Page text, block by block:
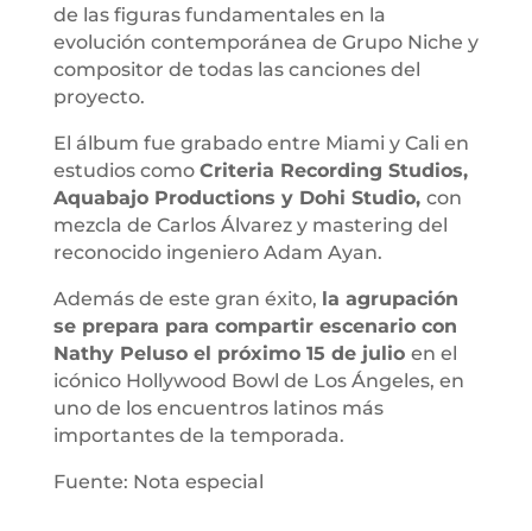
de las figuras fundamentales en la
evolución contemporánea de Grupo Niche y
compositor de todas las canciones del
proyecto.
El álbum fue grabado entre Miami y Cali en
estudios como Criteria Recording Studios,
Aquabajo Productions y Dohi Studio, con
mezcla de Carlos Álvarez y mastering del
reconocido ingeniero Adam Ayan.
Además de este gran éxito, la agrupación
se prepara para compartir escenario con
Nathy Peluso el próximo 15 de julio en el
icónico Hollywood Bowl de Los Ángeles, en
uno de los encuentros latinos más
importantes de la temporada.
Fuente: Nota especial